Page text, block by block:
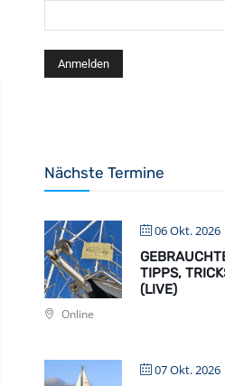
Nächste Termine
06 Okt. 2026
TIPPS,
(LIVE)
Online
07 Okt. 2026